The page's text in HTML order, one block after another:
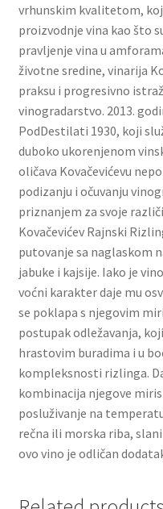
Login
My account
Naši partneri
Newsletter
Partners
Poklon aranžmani
Premium čokolada
Prijava za masterclass
Prirodni proizvodi
Privacy Policy
Prodavnica
vrhunskim kvalitetom,
proizvodnje vina kao što
pravljenje vina u
životne sredine, vinarija
praksu i progresivno
vinogradarstvo. 2013.
PodDestilati 1930, koji
duboko ukorenjenom
oličava Kovačevićevu
podizanju i očuvanju
priznanjem za svoje
Kovačevićev Rajnski
putovanje sa naglaskom
jabuke i kajsije. Iako je
voćni karakter daje mu
se poklapa s njegovim
postupak odležavanja,
hrastovim buradima i u
kompleksnosti rizlinga.
kombinacija njegove
posluživanje na
rečna ili morska riba,
ovo vino je odličan